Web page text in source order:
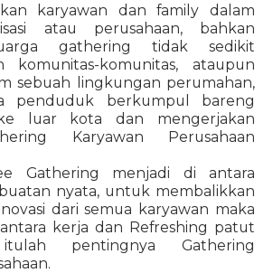
karyawan dan family dalam
atau perusahaan, bahkan
gathering tidak sedikit
komunitas-komunitas, ataupun
sebuah lingkungan perumahan,
penduduk berkumpul bareng
luar kota dan mengerjakan
Karyawan Perusahaan
Gathering menjadi di antara
nyata, untuk membalikkan
dari semua karyawan maka
kerja dan Refreshing patut
pentingnya Gathering